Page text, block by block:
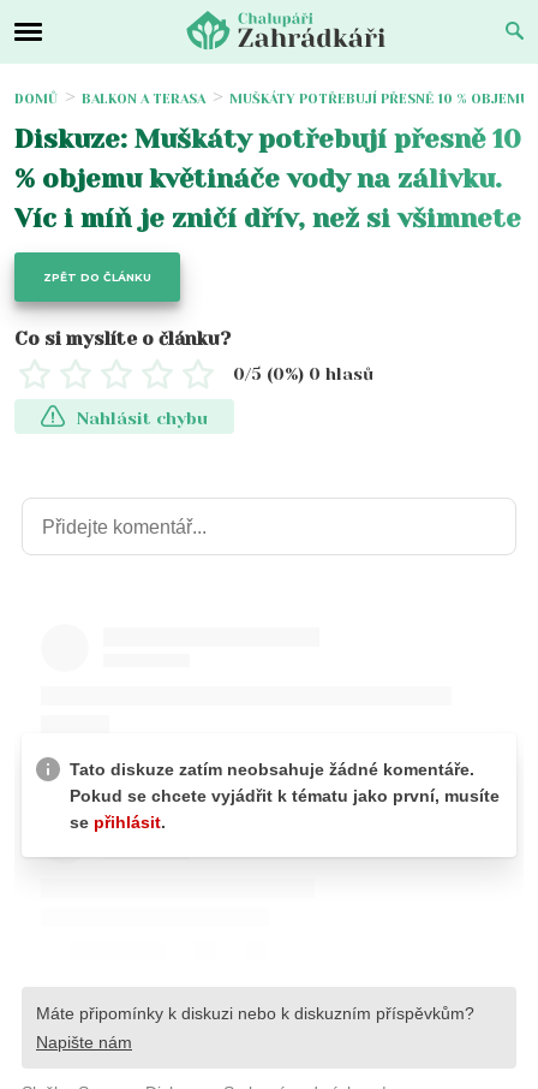
DOMŮ BALKON A TERASA MUŠKÁTY POTŘEBUJÍ PŘESNĚ 10 %
Diskuze: Muškáty potřebují přesně 10
% objemu květináče vody na zálivku.
Víc i míň je zničí dřív, než si všimnete
ZPĚT DO ČLÁNKU
Co si myslíte o článku?
0/5 (0%) 0 hlasů
Nahlásit chybu